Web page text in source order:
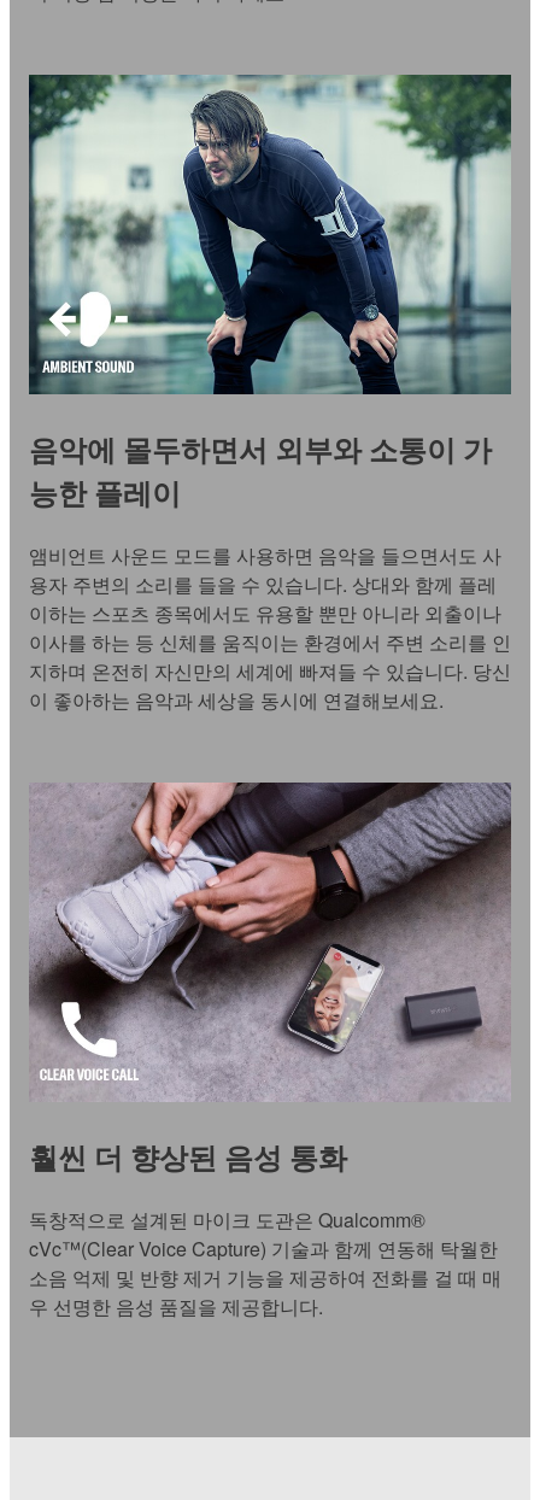
음악에 몰두하면서 외부와 소통이 가
능한 플레이
앰비언트 사운드 모드를 사용하면 음악을 들으면서도 사
용자 주변의 소리를 들을 수 있습니다. 상대와 함께 플레
이하는 스포츠 종목에서도 유용할 뿐만 아니라 외출이나
이사를 하는 등 신체를 움직이는 환경에서 주변 소리를 인
지하며 온전히 자신만의 세계에 빠져들 수 있습니다. 당신
이 좋아하는 음악과 세상을 동시에 연결해보세요.
훨씬 더 향상된 음성 통화
독창적으로 설계된 마이크 도관은 Qualcomm®
cVc™(Clear Voice Capture) 기술과 함께 연동해 탁월한
소음 억제 및 반향 제거 기능을 제공하여 전화를 걸 때 매
우 선명한 음성 품질을 제공합니다.